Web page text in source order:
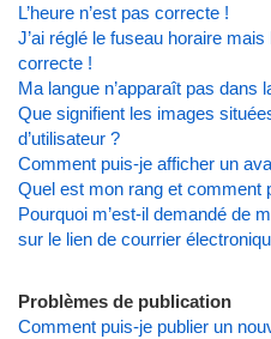
L’heure n’est pas correcte !
J’ai réglé le fuseau horaire mais
correcte !
Ma langue n’apparaît pas dans
Que signifient les images
d’utilisateur ?
Comment puis-je afficher un
Quel est mon rang et comment
Pourquoi m’est-il demandé de
sur le lien de courrier
Problèmes de publication
Comment puis-je publier un